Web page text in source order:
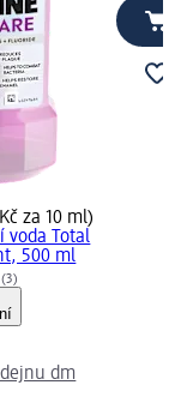
za 10 ml)
voda Total
500 ml
(3)
dm